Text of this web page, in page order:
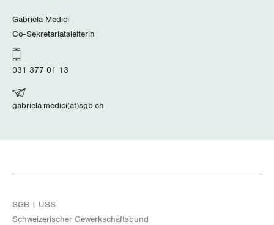
Gabriela Medici
Co-Sekretariatsleiterin
031 377 01 13
gabriela.medici(at)sgb.ch
SGB | USS
Schwei­ze­ri­scher Ge­werk­schafts­bund